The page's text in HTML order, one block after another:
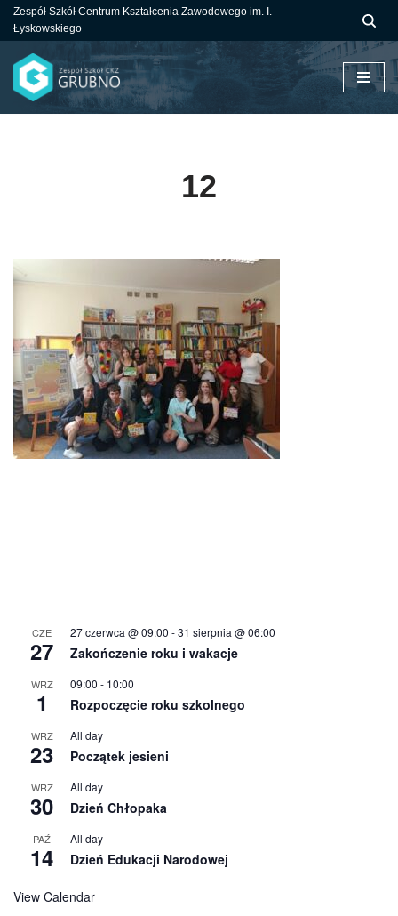
do
treści
Zespół Szkół Centrum Kształcenia Zawodowego im. I.
Łyskowskiego
12
CZE
27
27 czerwca @ 09:00 -31 sierpnia @ 06:00
Zakończenie roku i wakacje
WRZ
1
09:00 - 10:00
Rozpoczęcie roku szkolnego
WRZ
23
All day
Początek jesieni
WRZ
30
All day
Dzień Chłopaka
PAŹ
14
All day
Dzień Edukacji Narodowej
View Calendar